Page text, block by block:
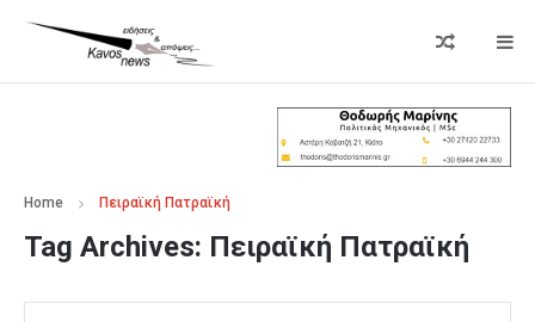
Home Πειραϊκή Πατραϊκή
Tag Archives: Πειραϊκή Πατραϊκή